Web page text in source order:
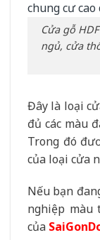
Cửa gỗ
ngủ, cửa
Đây là loại
đủ các màu
Trong đó
của loại cửa
Nếu bạn
nghiệp màu
của